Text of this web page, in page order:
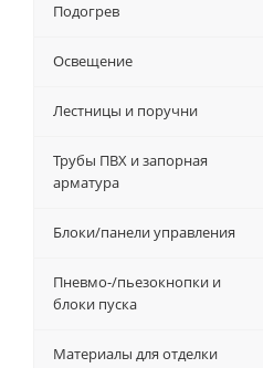
Подогрев
Освещение
Лестницы и поручни
Трубы ПВХ и запорная
арматура
Блоки/панели управления
Пневмо-/пьезокнопки и
блоки пуска
Материалы для отделки